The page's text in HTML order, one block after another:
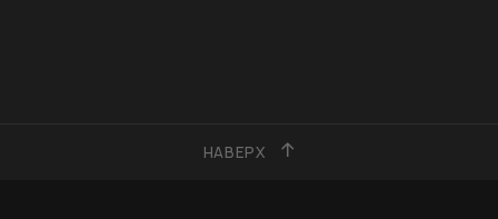
НАВЕРХ